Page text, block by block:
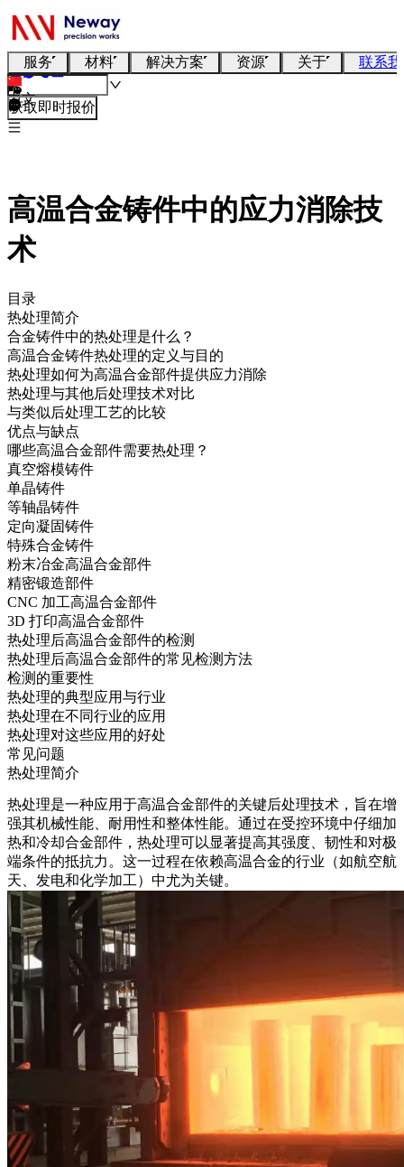
服务 材料 解决方案 资源 关于 联系
中文
获取即时报价
高温合金铸件中的应力消除技
术
目录
热处理简介
合金铸件中的热处理是什么？
高温合金铸件热处理的定义与目的
热处理如何为高温合金部件提供应力消除
热处理与其他后处理技术对比
与类似后处理工艺的比较
优点与缺点
哪些高温合金部件需要热处理？
真空熔模铸件
单晶铸件
等轴晶铸件
定向凝固铸件
特殊合金铸件
粉末冶金高温合金部件
精密锻造部件
CNC 加工高温合金部件
3D 打印高温合金部件
热处理后高温合金部件的检测
热处理后高温合金部件的常见检测方法
检测的重要性
热处理的典型应用与行业
热处理在不同行业的应用
热处理对这些应用的好处
常见问题
热处理简介
热处理是一种应用于高温合金部件的关键后处理技术，旨在增
强其机械性能、耐用性和整体性能。通过在受控环境中仔细加
热和冷却合金部件，热处理可以显著提高其强度、韧性和对极
端条件的抵抗力。这一过程在依赖高温合金的行业（如航空航
天、发电和化学加工）中尤为关键。